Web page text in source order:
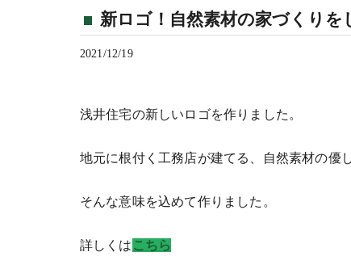
新ロゴ！自然素材の家づくり
2021/12/19
浅井住宅の新しいロゴを作りました。
地元に根付く工務店が建てる、自然素材の優
そんな意味を込めて作りました。
詳しくは こちら